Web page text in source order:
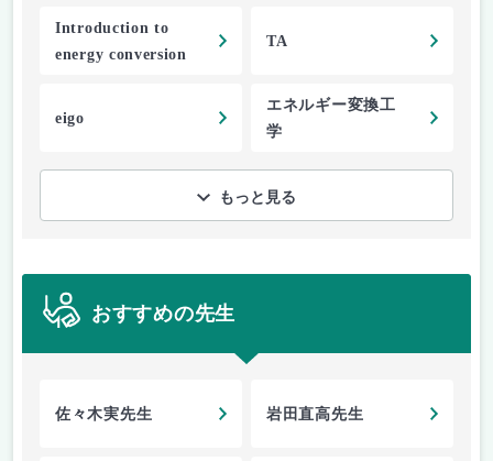
Introduction to
energy conversion
TA
eigo
エネルギー変換工
学
もっと見る
おすすめの先生
佐々木実先生 岩田直高先生